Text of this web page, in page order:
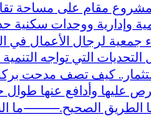
ووحدات سكنية
لرجال الأعمال في
التي تواجه التنمية
كيف تصف مدحت
عليها وأدافع عنها
الصحيح.⸻ما السر